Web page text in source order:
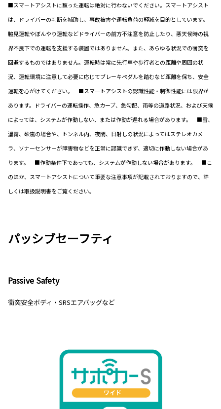
■スマートアシストに頼った運転は絶対に行わないでください。スマートアシスト
は、ドライバーの判断を補助し、事故被害や運転負荷の軽減を目的としています。
脇見運転やぼんやり運転などドライバーの前方不注意を防止したり、悪天候時の視
界不良下での運転を支援する装置ではありません。また、あらゆる状況での衝突を
回避するものではありません。運転時は常に先行車や歩行者との距離や周囲の状
況、運転環境に注意して必要に応じてブレーキペダルを踏むなど距離を保ち、安全
運転を心がけてください。 ■スマートアシストの認識性能・制御性能には限界が
あります。ドライバーの運転操作、急カーブ、急勾配、雨等の道路状況、および天候
によっては、システムが作動しない、または作動が遅れる場合があります。 ■雪、
濃霧、砂嵐の場合や、トンネル内、夜間、日射しの状況によってはステレオカメ
ラ、ソナーセンサーが障害物などを正常に認識できず、適切に作動しない場合があ
ります。 ■作動条件下であっても、システムが作動しない場合があります。 ■こ
のほか、スマートアシストについて重要な注意事項が記載されておりますので、詳
しくは取扱説明書をご覧ください。
パッシブセーフティ
Passive Safety
衝突安全ボディ・SRSエアバッグなど